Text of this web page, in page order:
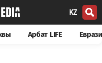
KZ
Арбат LIFE